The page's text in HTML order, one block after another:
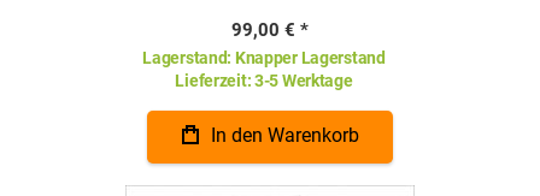
99,00 €
Lagerstand: Knapper Lagerstand
Lieferzeit:3-5 Werktage
In den Warenkorb